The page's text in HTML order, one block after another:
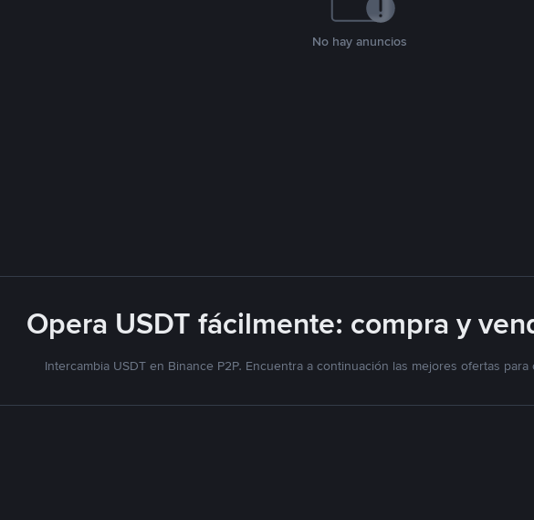
No hay anuncios
Opera USDT fácilmente: compra y
Intercambia USDT en Binance P2P. Encuentra a continuación las mejores ofertas